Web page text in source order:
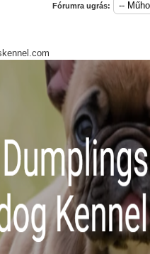
Fórumra ugrás: